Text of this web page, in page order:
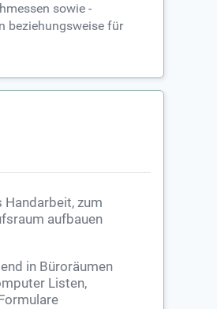
sowie -
beziehungsweise für
Handarbeit, zum
aufbauen
in Büroräumen
Listen,